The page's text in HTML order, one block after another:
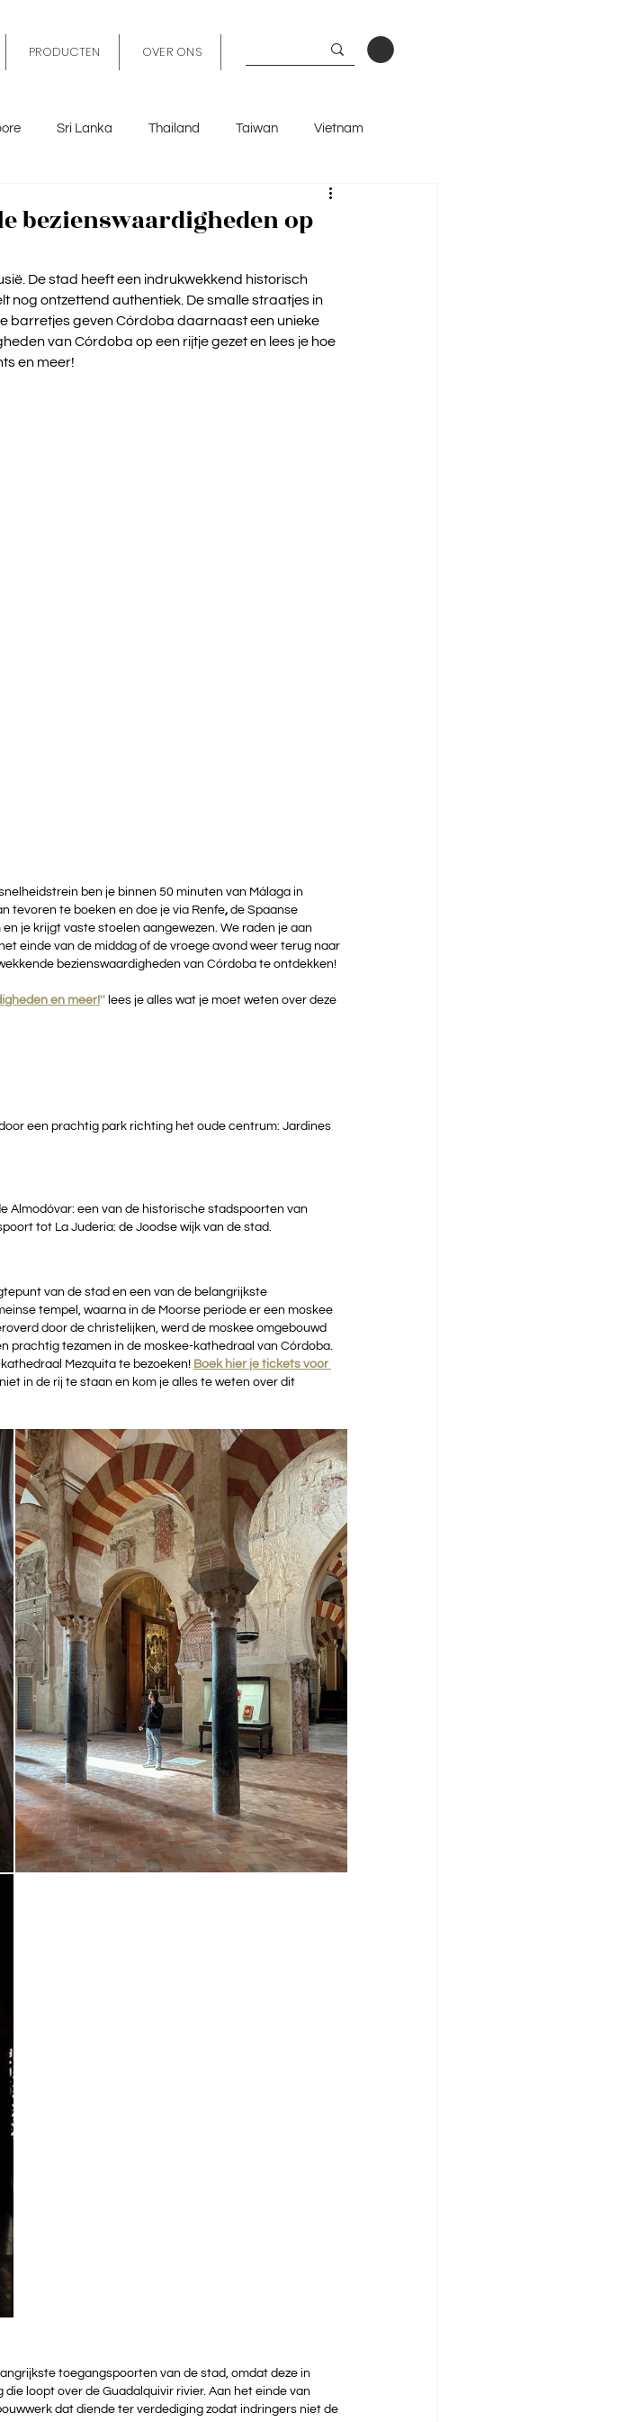
PRODUCTEN OVER ONS
Sri Lanka Thailand Taiwan Vietnam
bezienswaardigheden op
De stad heeft een indrukwekkend historisch
nog ontzettend authentiek. De smalle straatjes in
barretjes geven Córdoba daarnaast een unieke
van Córdoba op een rijtje gezet en lees je hoe
en meer!
ben je binnen 50 minuten van Málaga in
tevoren te boeken en doe je via Renfe, de Spaanse
je krijgt vaste stoelen aangewezen. We raden je aan
einde van de middag of de vroege avond weer terug naar
bezienswaardigheden van Córdoba te ontdekken!
en meer!'' lees je alles wat je moet weten over deze
een prachtig park richting het oude centrum: Jardines
Almodóvar: een van de historische stadspoorten van
tot La Juderia: de Joodse wijk van de stad.
van de stad en een van de belangrijkste
tempel, waarna in de Moorse periode er een moskee
door de christelijken, werd de moskee omgebouwd
prachtig tezamen in de moskee-kathedraal van Córdoba.
Mezquita te bezoeken! Boek hier je tickets voor
in de rij te staan en kom je alles te weten over dit
toegangspoorten van de stad, omdat deze in
loopt over de Guadalquivir rivier. Aan het einde van
dat diende ter verdediging zodat indringers niet de